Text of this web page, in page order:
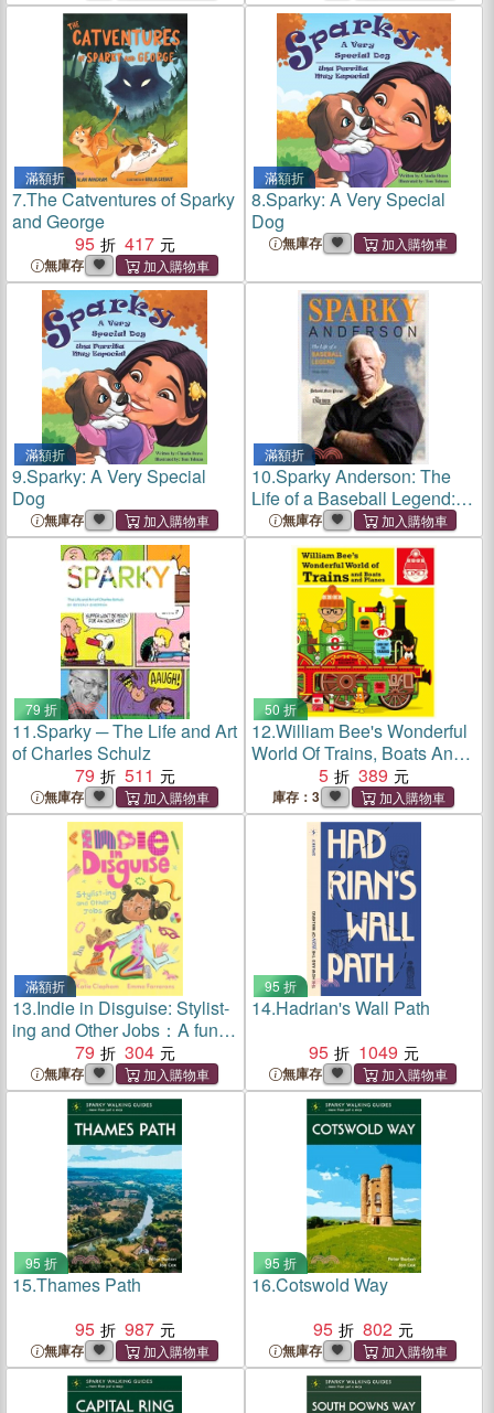
滿額折
7.The Catventures of Sparky
and George
95
417
無庫存
滿額折
8.Sparky: A Very Special
Dog
無庫存
滿額折
9.Sparky: A Very Special
Dog
無庫存
滿額折
10.Sparky Anderson: The
Life of a Baseball Legend:
1934-2010
無庫存
79 折
11.Sparky ─ The Life and Art
of Charles Schulz
79
511
無庫存
50 折
12.William Bee's Wonderful
World Of Trains, Boats And
5 389
庫存：3
滿額折
13.Indie in Disguise: Stylist-
ing and Other Jobs：A funny
first chapter book perfect for
the child who loves dressing
up and imaginary play
79 304
無庫存
95 折
14.Hadrian's Wall Path
95
1049
無庫存
95 折
15.Thames Path
95
987
無庫存
95 折
16.Cotswold Way
95
802
無庫存